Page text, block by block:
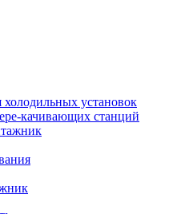
установок
качивающих станций